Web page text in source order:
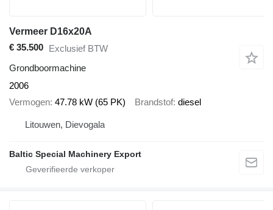
Vermeer D16x20A
€ 35.500 Exclusief BTW
Grondboormachine
2006
Vermogen 47.78 kW (65 PK) Brandstof diesel
Litouwen, Dievogala
Baltic Special Machinery Export